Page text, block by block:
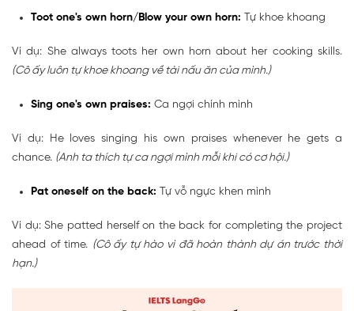
Toot one's own horn/Blow your own horn: Tự khoe khoang
Ví dụ: She always toots her own horn about her cooking skills.
(Cô ấy luôn tự khoe khoang về tài nấu ăn của mình.)
Sing one's own praises: Ca ngợi chính mình
Ví dụ: He loves singing his own praises whenever he gets a
chance. (Anh ta thích tự ca ngợi mình mỗi khi có cơ hội.)
Pat oneself on the back: Tự vỗ ngực khen mình
Ví dụ: She patted herself on the back for completing the project
ahead of time. (Cô ấy tự hào vì đã hoàn thành dự án trước thời
hạn.)